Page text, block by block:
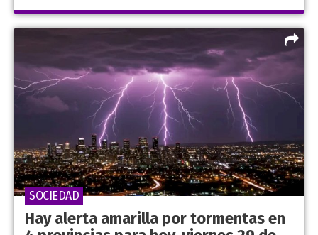
Hay alerta amarilla por tormentas en
SOCIEDAD